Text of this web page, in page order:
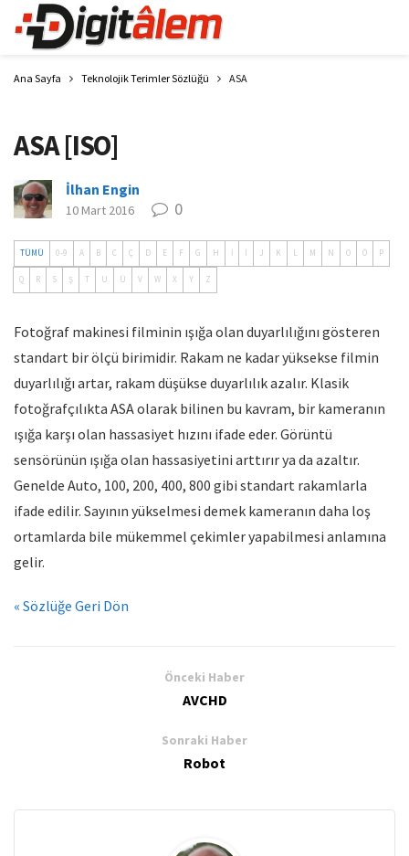
Ana Sayfa Teknolojik Terimler Sözlüğü ASA
ASA [ISO]
İlhan Engin
10 Mart 2016 0
TÜMÜ 0-9 A B C Ç D E F G H I J K L M N O Ö P
Q R S Ş T U Ü V W X Y Z
Fotoğraf makinesi filminin ışığa olan duyarlılığını gösteren
standart bir ölçü birimidir. Rakam ne kadar yüksekse filmin
duyarlılığı artar, rakam düşükse duyarlılık azalır. Klasik
fotoğrafçılıkta ASA olarak bilinen bu kavram, bir kameranın
ışığa karşı olan hassasiyet hızını ifade eder. Görüntü
sensörünün ışığa olan hassasiyetini arttırır ya da azaltır.
Genelde Auto, 100, 200, 400, 800 gibi standart rakamlarla
ifade edilir. Sayının yükselmesi demek kameranın daha loş
ortamlarda bile mükemmel çekimler yapabilmesi anlamına
gelir.
« Sözlüğe Geri Dön
Önceki Haber
AVCHD
Sonraki Haber
Robot